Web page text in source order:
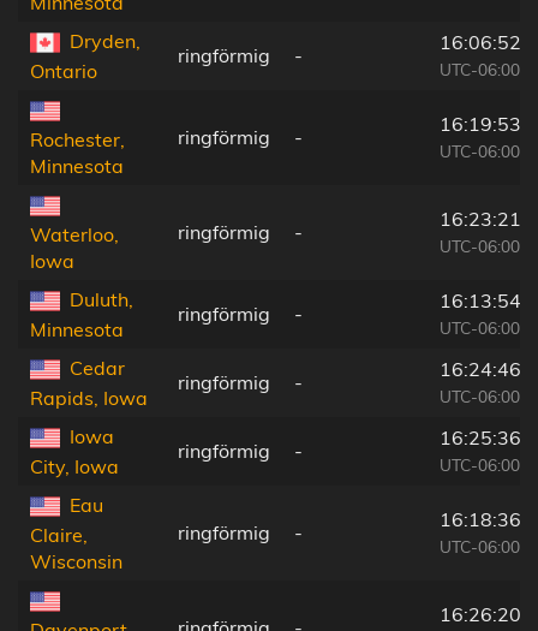
Dryden,
Ontario
ringförmig -
16:06:52
UTC-06:00
Rochester,
Minnesota
ringförmig -
16:19:53
UTC-06:00
Waterloo,
Iowa
ringförmig -
16:23:21
UTC-06:00
Duluth,
Minnesota
ringförmig -
16:13:54
UTC-06:00
Cedar
Rapids, Iowa
ringförmig -
16:24:46
UTC-06:00
Iowa
City, Iowa
ringförmig -
16:25:36
UTC-06:00
Eau
Claire,
Wisconsin
ringförmig -
16:18:36
UTC-06:00
16:26:20